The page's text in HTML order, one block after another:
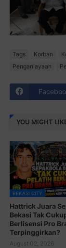
Tags Korban
Penganiayaan
YOU MIGHT
BEKASI CITY
Hattrick Juara
Bekasi Tak
Berlisensi Pro
Terpinggirkan?
August 02, 2026